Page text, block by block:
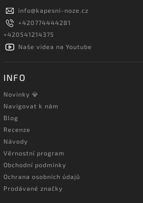
info@kapesni-noze.cz
+420774444281
+420541214375
Naše videa na Youtube
INFO
Novinky 💎
Navigovat k nám
Blog
Recenze
Návody
Věrnostní program
Obchodní podmínky
Ochrana osobních údajů
Prodávané značky